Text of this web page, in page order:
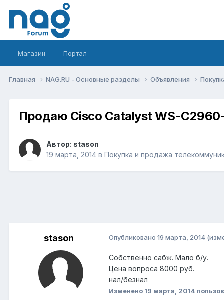
Магазин Портал
Главная NAG.RU - Основные разделы Объявления
Продаю Cisco Catalyst WS-
Автор: stason
19 марта, 2014 в Покупка и продажа
stason Опубликовано 19 марта, 2014
Собственно сабж. Мало б/у.
Цена вопроса 8000 руб.
нал/безнал
Изменено 19 марта, 2014